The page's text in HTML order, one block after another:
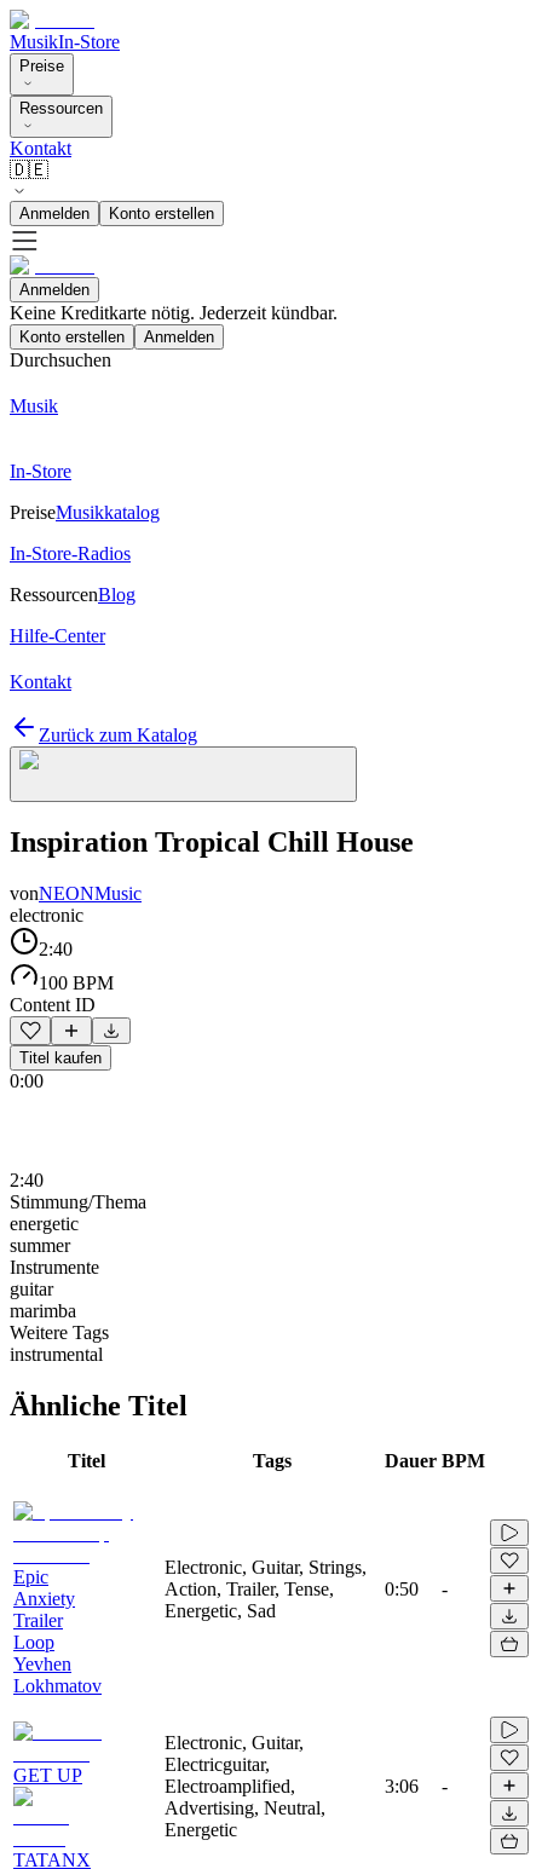
MusikIn-Store
Preise
Ressourcen
Kontakt
🇩🇪
Anmelden Konto erstellen
Anmelden
Keine Kreditkarte nötig. Jederzeit kündbar.
Konto erstellen Anmelden
Durchsuchen
Musik
In-Store
PreiseMusikkatalog
In-Store-Radios
RessourcenBlog
Hilfe-Center
Kontakt
Zurück zum Katalog
Inspiration Tropical Chill House
vonNEONMusic
electronic
2:40
100 BPM
Content ID
Titel kaufen
0:00
2:40
Stimmung/Thema
energetic
summer
Instrumente
guitar
marimba
Weitere Tags
instrumental
Ähnliche Titel
Titel Tags Dauer BPM
Epic
Anxiety
Trailer
Loop
Yevhen
Lokhmatov
Electronic, Guitar, Strings,
Action, Trailer, Tense,
Energetic, Sad
0:50 -
GET UP
TATANX
Electronic, Guitar,
Electricguitar,
Electroamplified,
Advertising, Neutral,
Energetic
3:06 -